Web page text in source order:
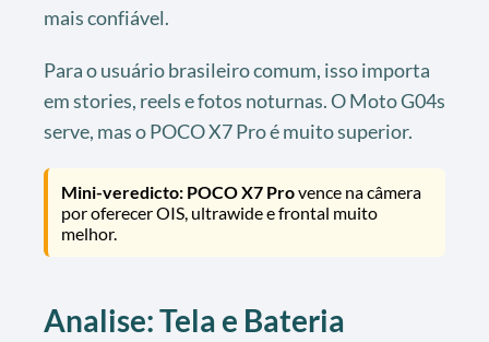
mais confiável.
Para o usuário brasileiro comum, isso importa
em stories, reels e fotos noturnas. O Moto G04s
serve, mas o POCO X7 Pro é muito superior.
Mini-veredicto: POCO X7 Provence na câmera
por oferecer OIS, ultrawide e frontal muito
melhor.
Analise: Tela e Bateria